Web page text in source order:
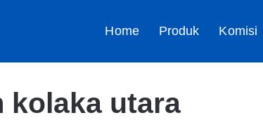
Home Produk Komisi
kolaka utara